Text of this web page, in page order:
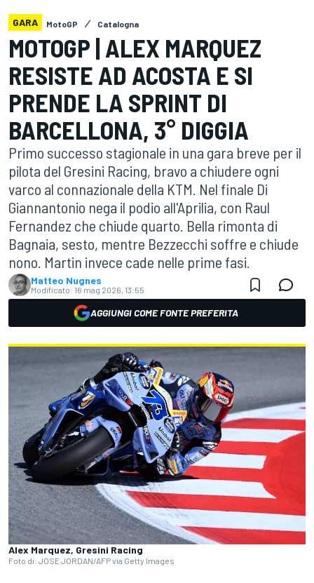
GARA MotoGP Catalogna
MOTOGP | ALEX MARQUEZ
RESISTE AD ACOSTA E SI
PRENDE LA SPRINT DI
BARCELLONA, 3° DIGGIA
Primo successo stagionale in una gara breve per il
pilota del Gresini Racing, bravo a chiudere ogni
varco al connazionale della KTM. Nel finale Di
Giannantonio nega il podio all'Aprilia, con Raul
Fernandez che chiude quarto. Bella rimonta di
Bagnaia, sesto, mentre Bezzecchi soffre e chiude
nono. Martin invece cade nelle prime fasi.
Matteo Nugnes
Modificato: 16 mag 2026, 13:55
AGGIUNGI COME FONTE PREFERITA
Alex Marquez, Gresini Racing
Foto di: JOSE JORDAN/AFP via Getty Images